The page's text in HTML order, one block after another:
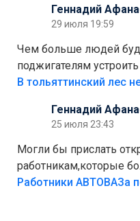
лежала в парке и
украли.
Геннадий
29 июля 19:59
Чем больше людей
поджигателям
костры,тех надо
Штрафы мизерные.
Геннадий
25 июля 23:43
Могли бы прислать
работникам,которые
на предприятии.
Работники АВТОВАЗа